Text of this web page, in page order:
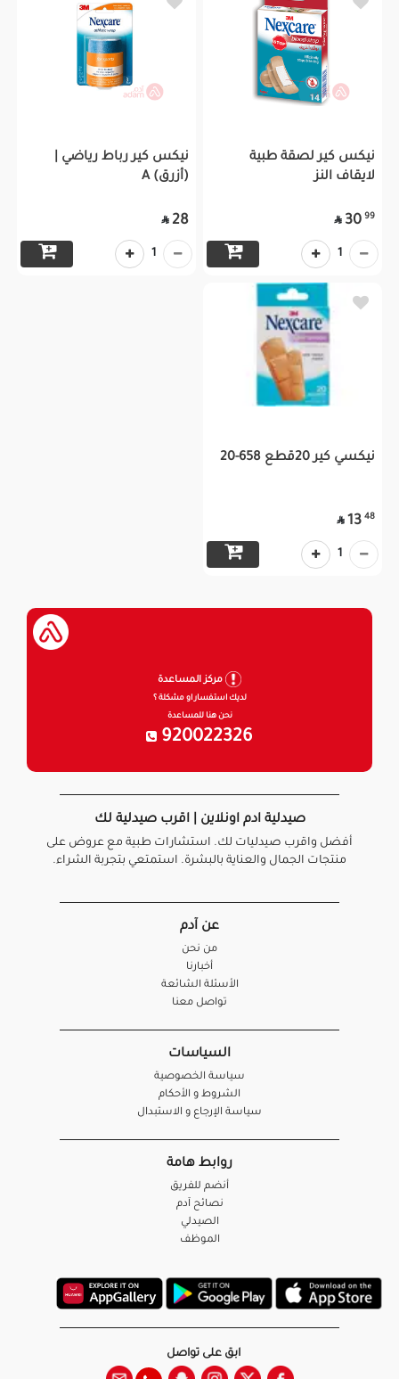
نيكس كير لصقة طبية
لايقاف النز
99
30

1
نيكس كير رباط رياضي |
(أزرق) A
28

1
نيكسي كير 20قطع 658-20
48
13

1
مركز المساعدة
لديك استفسار او مشكلة ؟
نحن هنا للمساعدة
920022326
صيدلية ادم اونلاين | اقرب صيدلية لك
أفضل واقرب صيدليات لك. استشارات طبية مع عروض على
منتجات الجمال والعناية بالبشرة. استمتعي بتجربة الشراء.
عن آدم
من نحن
أخبارنا
الأسئلة الشائعة
تواصل معنا
السياسات
سياسة الخصوصية
الشروط و الأحكام
سياسة الإرجاع و الاستبدال
روابط هامة
أنضم للفريق
نصائح آدم
الصيدلي
الموظف
ابق على تواصل